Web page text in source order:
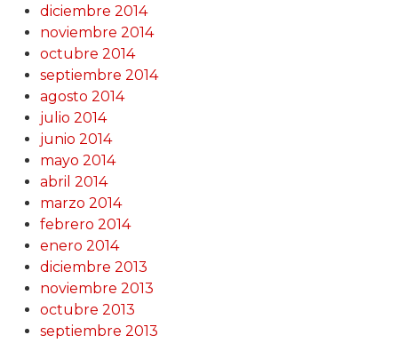
diciembre 2014
noviembre 2014
octubre 2014
septiembre 2014
agosto 2014
julio 2014
junio 2014
mayo 2014
abril 2014
marzo 2014
febrero 2014
enero 2014
diciembre 2013
noviembre 2013
octubre 2013
septiembre 2013